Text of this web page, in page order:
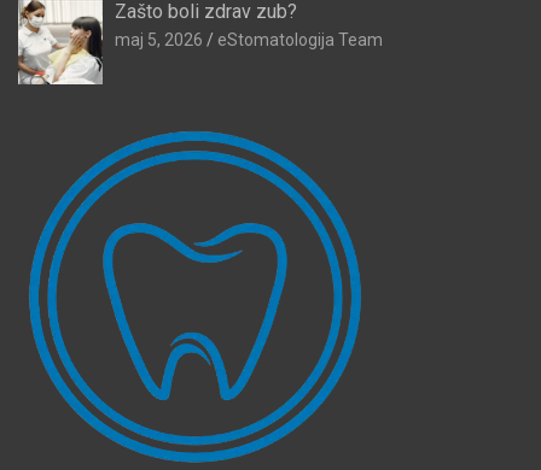
Zašto boli zdrav zub?
maj 5, 2026 eStomatologija Team